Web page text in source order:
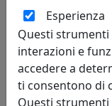
Esperienza
Questi
interazioni e
accedere a
ti consentono di
Questi